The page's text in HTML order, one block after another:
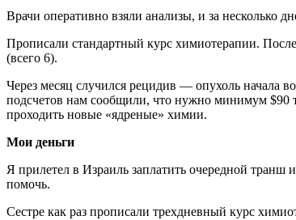
Врачи оперативно взяли анализы, и за несколько
Прописали стандартный курс химиотерапии.
(всего 6).
Через месяц случился рецидив — опухоль начала
подсчетов нам сообщили, что нужно минимум $90
проходить новые «ядреные» химии.
Мои деньги
Я прилетел в Израиль заплатить очередной транш
помочь.
Сестре как раз прописали трехдневный курс